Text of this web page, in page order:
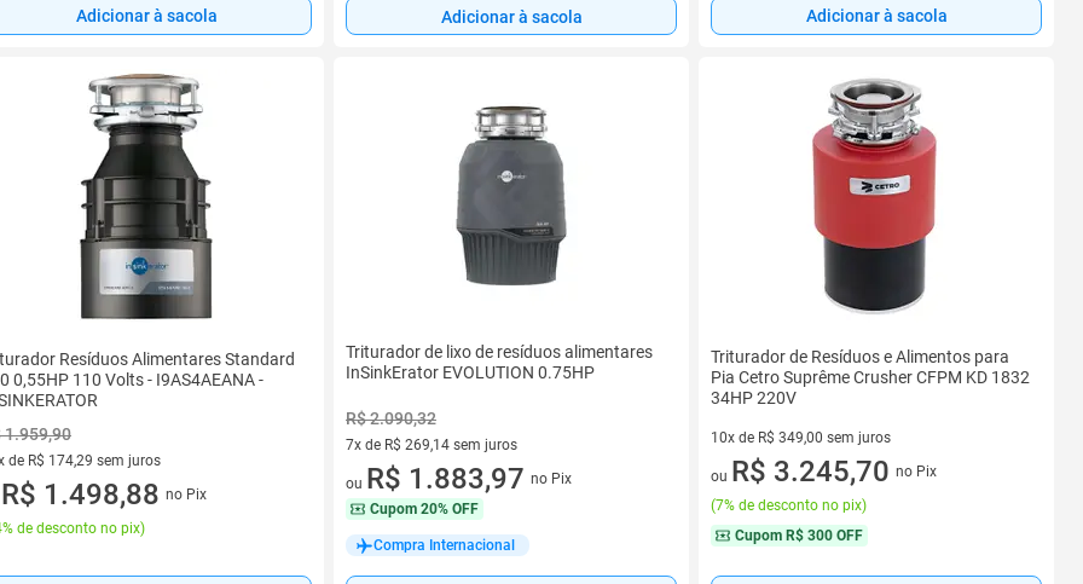
Adicionar à sacola Adicionar à sacola Adicionar à sacola
Resíduos Alimentares Standard
0,55HP 110 Volts - I9AS4AEANA -
1.959,90
de R$ 174,29 sem juros
vez de R$ 174,29 sem juros
R$ 1.498,88 no Pix
de desconto no pix)
Triturador de lixo de resíduos alimentares
InSinkErator EVOLUTION 0.75HP
R$ 2.090,32
7x de R$ 269,14 sem juros
7 vez de R$ 269,14 sem juros
ou R$ 1.883,97 no Pix
Cupom 20% OFF
Compra Internacional
Triturador de Resíduos e Alimentos para
Pia Cetro Suprême Crusher CFPM KD 1832
34HP 220V
10x de R$ 349,00 sem juros
10 vez de R$ 349,00 sem juros
ou R$ 3.245,70 no Pix
(7% de desconto no pix)
Cupom R$ 300 OFF